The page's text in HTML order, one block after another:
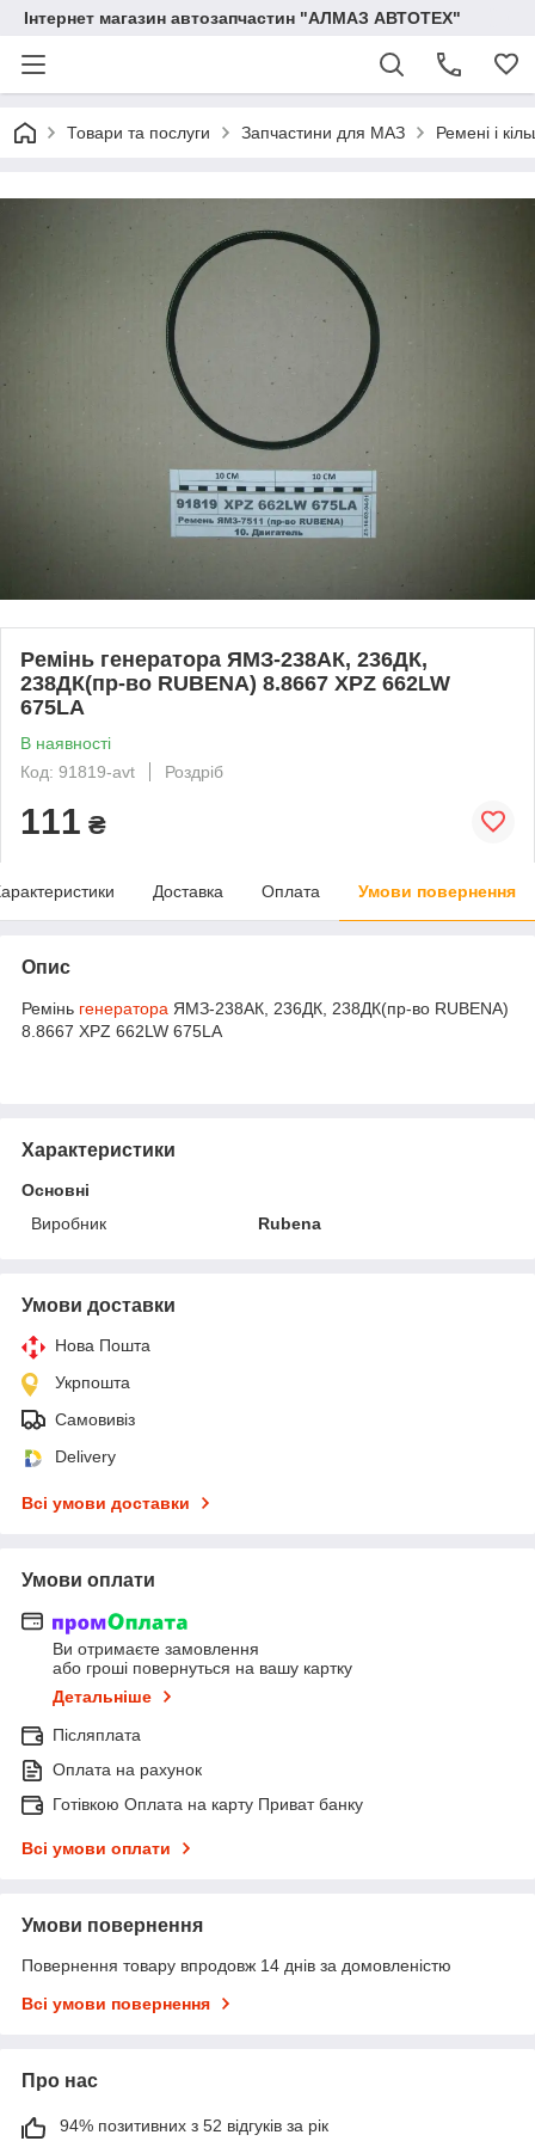
Інтернет магазин автозапчастин "АЛМАЗ АВТОТЕХ"
Товари та послуги Запчастини для МАЗ Ремені і
Ремінь генератора ЯМЗ-238АК, 236ДК,
238ДК(пр-во RUBENA) 8.8667 XPZ 662LW
675LA
В наявності
Код: 91819-avt
Роздріб
111 ₴
Доставка Оплата Умови повернення
Опис
Ремінь генератора ЯМЗ-238АК, 236ДК, 238ДК(пр-во RUBENA)
8.8667 XPZ 662LW 675LA
Характеристики
Основні
Виробник
Rubena
Умови доставки
Нова Пошта
Укрпошта
Самовивіз
Delivery
Всі умови доставки
Умови оплати
Ви отримаєте замовлення
або гроші повернуться на вашу картку
Детальніше
Післяплата
Оплата на рахунок
Готівкою Оплата на карту Приват банку
Всі умови оплати
Умови повернення
Повернення товару впродовж 14 днів за домовленістю
Всі умови повернення
Про нас
94% позитивних з 52 відгуків за рік